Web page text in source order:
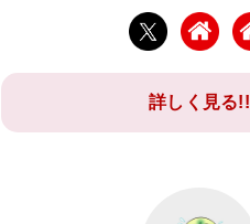
詳しく見る!!